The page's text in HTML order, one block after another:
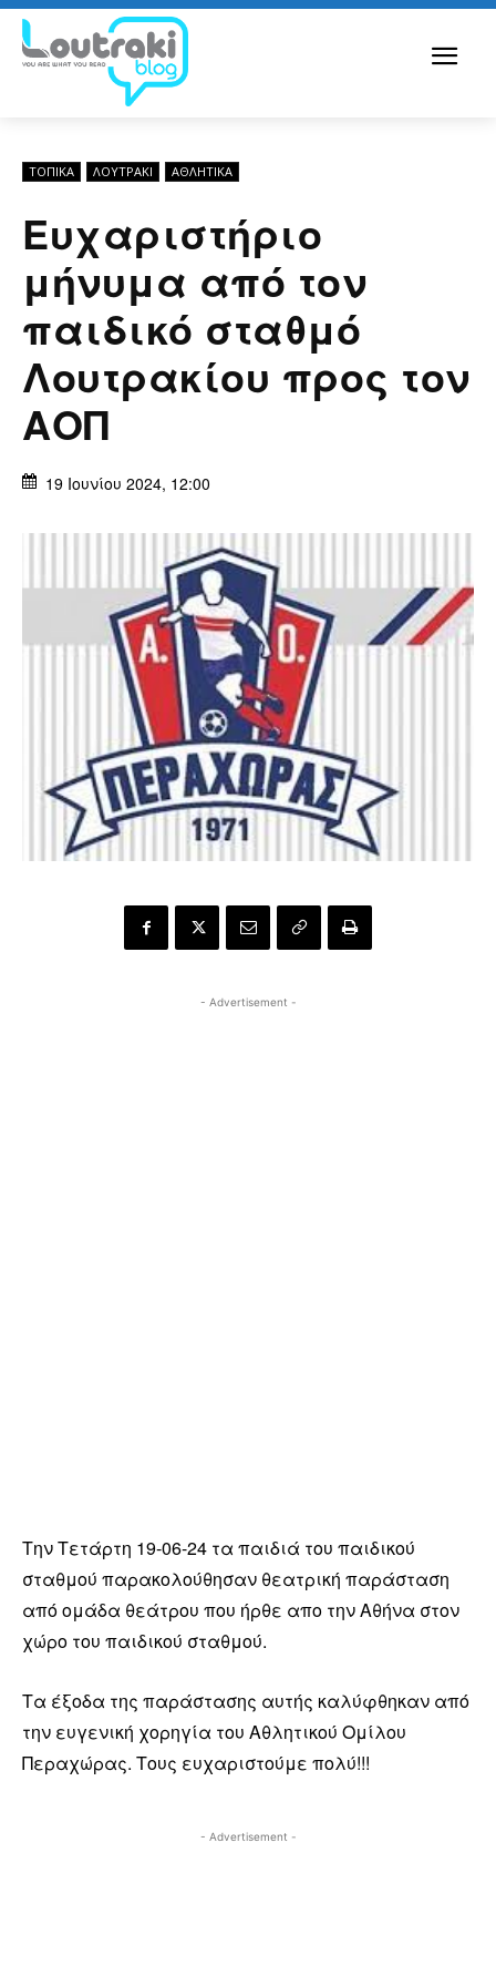
ΤΟΠΙΚΑ ΛΟΥΤΡΆΚΙ ΑΘΛΗΤΙΚΑ
Eυχαριστήριο
μήνυμα από τον
παιδικό σταθμό
Λουτρακίου προς τον
ΑΟΠ
19 Ιουνίου 2024, 12:00
- Advertisement -
Την Τετάρτη 19-06-24 τα παιδιά του παιδικού
σταθμού παρακολούθησαν θεατρική παράσταση
από ομάδα θεάτρου που ήρθε απο την Αθήνα στον
χώρο του παιδικού σταθμού.
Τα έξοδα της παράστασης αυτής καλύφθηκαν από
την ευγενική χορηγία του Αθλητικού Ομίλου
Περαχώρας. Τους ευχαριστούμε πολύ!!!
- Advertisement -